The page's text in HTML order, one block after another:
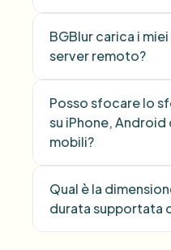
BGBlur carica i
server remoto?
Posso sfocare lo
su iPhone,
mobili?
Qual è la
durata supportata